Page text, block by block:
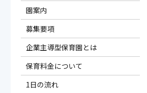
園案内
募集要項
企業主導型保育園とは
保育料金について
1日の流れ